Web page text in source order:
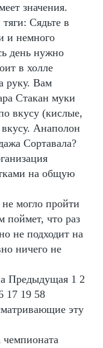
значения.
Сядьте в
и немного
день нужно
в холле
руку. Вам
Стакан муки
вкусу (кислые,
Анаполон
Сортавала?
на общую
могло пройти
поймет, что раз
не подходит на
ничего не
Предыдущая 1 2
17 19 58
эту
чемпионата